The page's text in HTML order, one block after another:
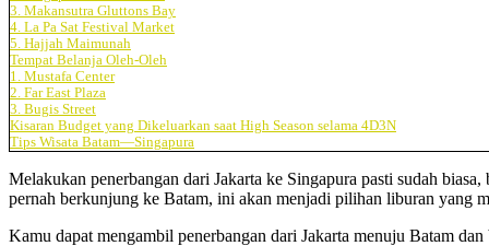
3. Makansutra Gluttons Bay
4. La Pa Sat Festival Market
5. Hajjah Maimunah
Tempat Belanja Oleh-Oleh
1. Mustafa Center
2. Far East Plaza
3. Bugis Street
Kisaran Budget yang Dikeluarkan saat High Season selama 4D3N
Tips Wisata Batam—Singapura
Melakukan penerbangan dari Jakarta ke Singapura pasti sudah
pernah berkunjung ke Batam, ini akan menjadi pilihan liburan yang
Kamu dapat mengambil penerbangan dari Jakarta menuju Batam